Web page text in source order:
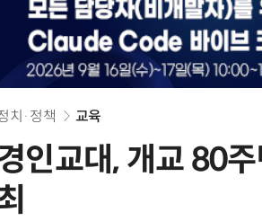
치·정책 교육
인교대, 개교 80